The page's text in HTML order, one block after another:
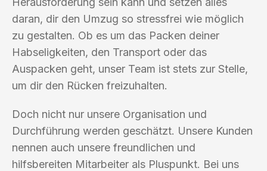
daran, dir den Umzug so stressfrei wie möglich
zu gestalten. Ob es um das Packen deiner
Habseligkeiten, den Transport oder das
Auspacken geht, unser Team ist stets zur Stelle,
um dir den Rücken freizuhalten.
Doch nicht nur unsere Organisation und
Durchführung werden geschätzt. Unsere Kunden
nennen auch unsere freundlichen und
hilfsbereiten Mitarbeiter als Pluspunkt. Bei uns